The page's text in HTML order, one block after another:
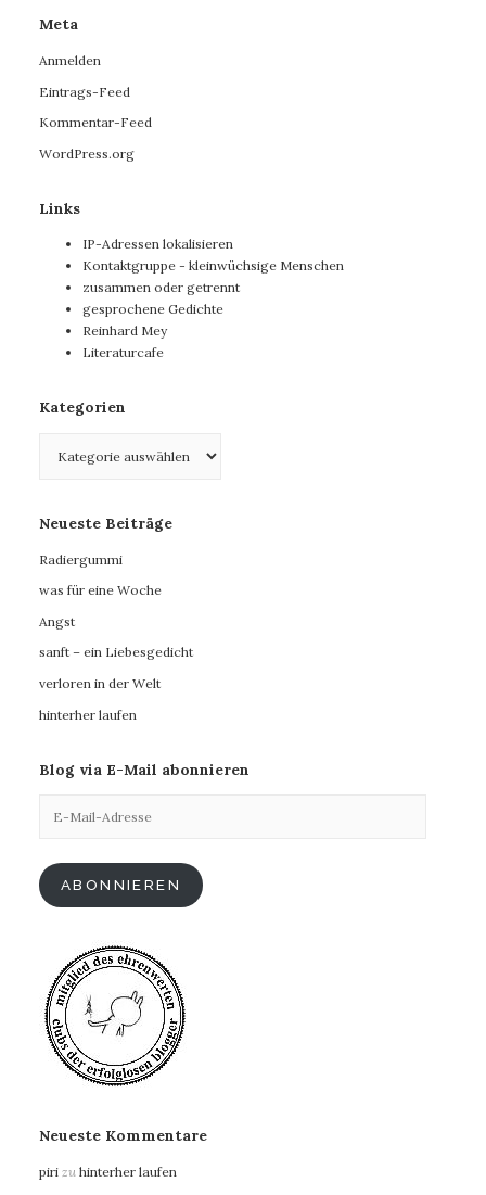
Meta
Anmelden
Eintrags-Feed
Kommentar-Feed
WordPress.org
Links
IP-Adressen lokalisieren
Kontaktgruppe - kleinwüchsige Menschen
zusammen oder getrennt
gesprochene Gedichte
Reinhard Mey
Literaturcafe
Kategorien
Neueste Beiträge
Radiergummi
was für eine Woche
Angst
sanft – ein Liebesgedicht
verloren in der Welt
hinterher laufen
Blog via E-Mail abonnieren
Mail-
ABONNIEREN
Neueste Kommentare
piri zu hinterher laufen